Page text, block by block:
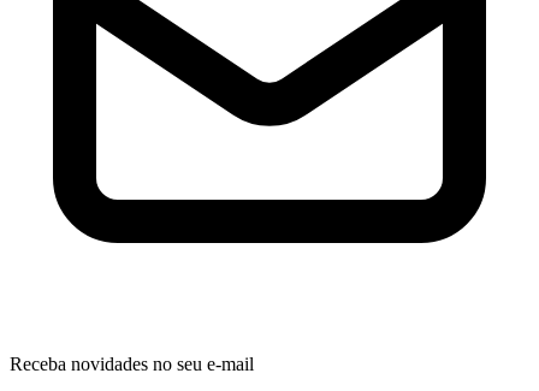
Receba novidades no seu e-mail